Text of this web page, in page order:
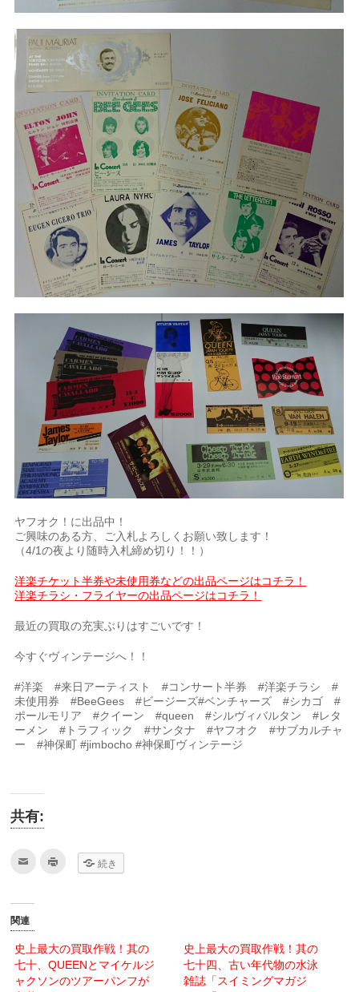
ヤフオク！に出品中！
ご興味のある方、ご入札よろしくお願い致します！
（4/1の夜より随時入札締め切り！！）
洋楽チケット半券や未使用券などの出品ページはコチラ！
洋楽チラシ・フライヤーの出品ページはコチラ！
最近の買取の充実ぶりはすごいです！
今すぐヴィンテージへ！！
#洋楽 #来日アーティスト #コンサート半券 #洋楽チラシ #
未使用券 #BeeGees #ビージーズ#ベンチャーズ #シカゴ #
ポールモリア #クイーン #queen #シルヴィバルタン #レタ
ーメン #トラフィック #サンタナ #ヤフオク #サブカルチャ
ー #神保町 #jimbocho #神保町ヴィンテージ
共有:
て
メ
ー
ル
で
送
し
い
ウ
ィ
ン
続き
関連
史上最大の買取作戦！其の
七十、QUEENとマイケルジ
ャクソンのツアーパンフが
史上最大の買取作戦！其の
七十四、古い年代物の水泳
雑誌「スイミングマガジ